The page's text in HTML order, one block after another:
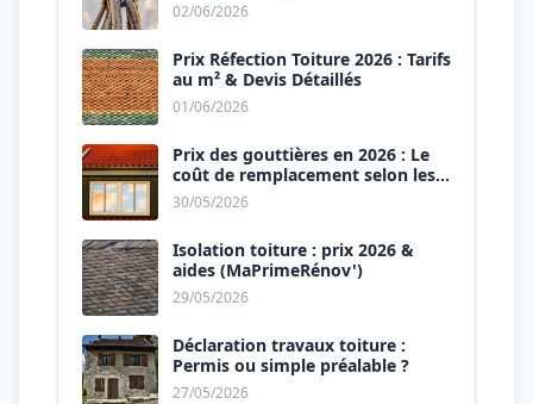
02/06/2026
Prix Réfection Toiture 2026 : Tarifs
au m² & Devis Détaillés
01/06/2026
Prix des gouttières en 2026 : Le
coût de remplacement selon les
matériaux
30/05/2026
Isolation toiture : prix 2026 &
aides (MaPrimeRénov')
29/05/2026
Déclaration travaux toiture :
Permis ou simple préalable ?
27/05/2026